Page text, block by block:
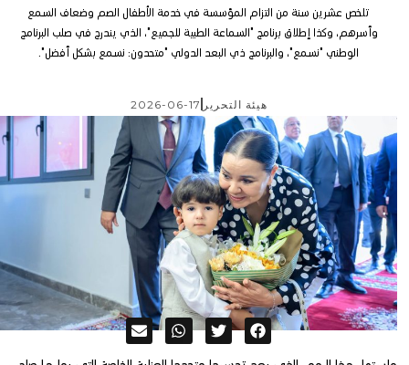
تلخص عشرين سنة من التزام المؤسسة في خدمة الأطفال الصم وضعاف السمع
وأسرهم، وكذا إطلاق برنامج "السماعة الطبية للجميع"، الذي يندرج في صلب البرنامج
الوطني "نسمع"، والبرنامج ذي البعد الدولي "متحدون: نسمع بشكل أفضل".
هيئة التحرير 2026-06-17